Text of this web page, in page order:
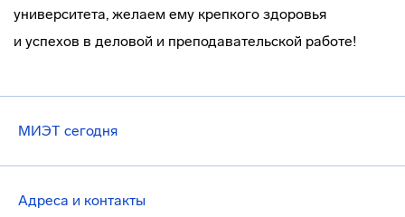
университета, желаем ему крепкого здоровья
и успехов в деловой и преподавательской работе!
МИЭТ сегодня
Адреса и контакты